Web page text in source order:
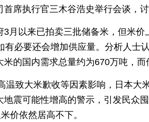
席执行官三木谷浩史举行会谈，
3月以来已拍卖三批储备米，但米
有必要还会增加供应量。分析人士
的国内需求总量约为670万吨，而
温致大米歉收等因素影响，日本大
震可能性增高的警示，引发民众
价依然居高不下。